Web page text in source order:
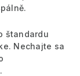
štandardu
Nechajte sa